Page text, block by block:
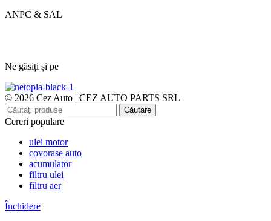
ANPC & SAL
Ne găsiți și pe
© 2026 Cez Auto | CEZ AUTO PARTS SRL
Căutare
Cereri populare
ulei motor
covorase auto
acumulator
filtru ulei
filtru aer
Închidere